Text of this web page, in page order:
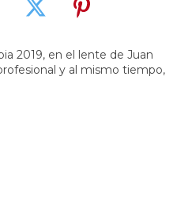
2019, en el lente de Juan
y al mismo tiempo,